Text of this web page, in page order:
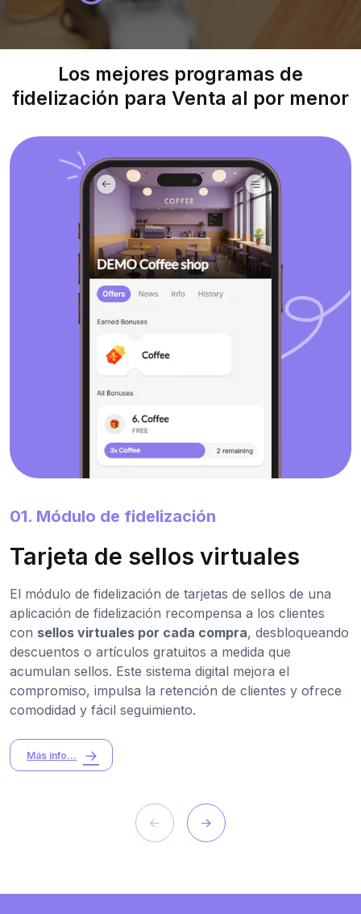
Los mejores programas de
fidelización para Venta al por menor
01. Módulo de fidelización
Tarjeta de sellos virtuales
El módulo de fidelización de tarjetas de sellos de una
aplicación de fidelización recompensa a los clientes
con sellos virtuales por cada compra, desbloqueando
descuentos o artículos gratuitos a medida que
acumulan sellos. Este sistema digital mejora el
compromiso, impulsa la retención de clientes y ofrece
comodidad y fácil seguimiento.
Más info...